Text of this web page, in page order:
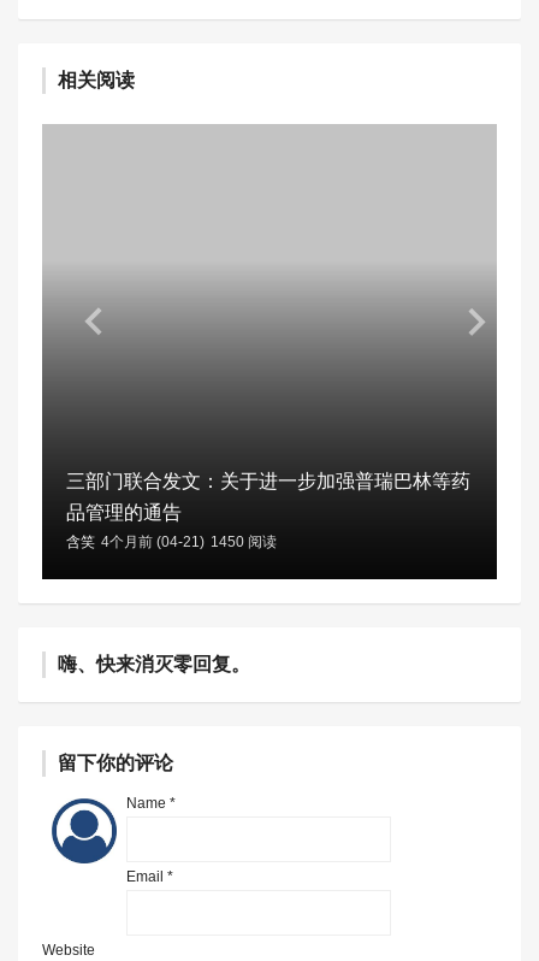
相关阅读
三部门联合发文：关于进一步加强普瑞巴林等药
品管理的通告
含笑 4个月前 (04-21) 1450 阅读
嗨、快来消灭零回复。
留下你的评论
Name *
Email *
Website